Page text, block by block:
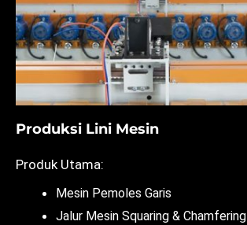
Produksi Lini Mesin
Produk Utama:
Mesin Pemoles Garis
Jalur Mesin Squaring & Chamfering